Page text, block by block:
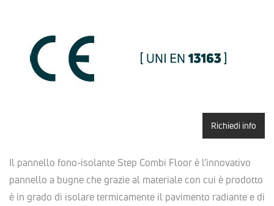
Richiedi info
Il pannello fono-isolante Step Combi Floor è l’innovativo
pannello a bugne che grazie al materiale con cui è prodotto
è in grado di isolare termicamente il pavimento radiante e di